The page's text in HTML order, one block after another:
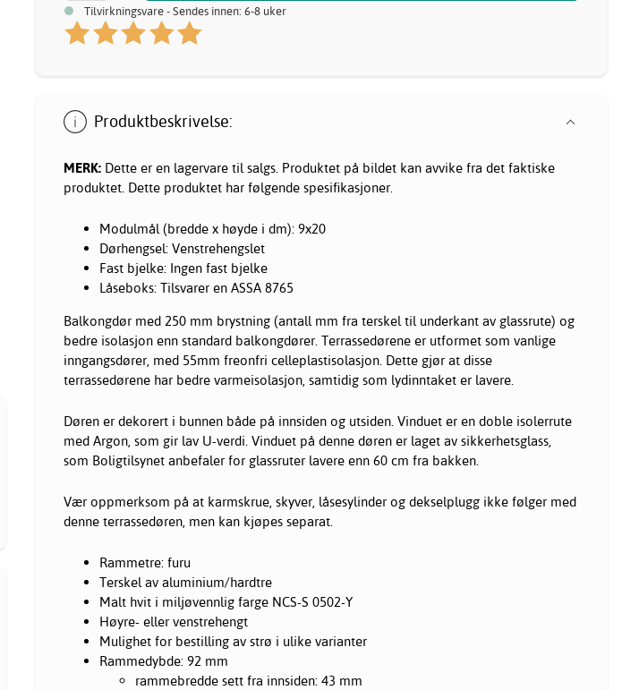
Tilvirkningsvare - Sendes innen: 6-8 uker
Produktbeskrivelse:
MERK: Dette er en lagervare til salgs. Produktet på bildet kan avvike fra det faktiske
produktet. Dette produktet har følgende spesifikasjoner.
Modulmål (bredde x høyde i dm): 9x20
Dørhengsel: Venstrehengslet
Fast bjelke: Ingen fast bjelke
Låseboks: Tilsvarer en ASSA 8765
Balkongdør med 250 mm brystning (antall mm fra terskel til underkant av glassrute) og
bedre isolasjon enn standard balkongdører. Terrassedørene er utformet som vanlige
inngangsdører, med 55mm freonfri celleplastisolasjon. Dette gjør at disse
terrassedørene har bedre varmeisolasjon, samtidig som lydinntaket er lavere.
Døren er dekorert i bunnen både på innsiden og utsiden. Vinduet er en doble isolerrute
med Argon, som gir lav U-verdi. Vinduet på denne døren er laget av sikkerhetsglass,
som Boligtilsynet anbefaler for glassruter lavere enn 60 cm fra bakken.
Vær oppmerksom på at karmskrue, skyver, låsesylinder og dekselplugg ikke følger med
denne terrassedøren, men kan kjøpes separat.
Rammetre: furu
Terskel av aluminium/hardtre
Malt hvit i miljøvennlig farge NCS-S 0502-Y
Høyre- eller venstrehengt
Mulighet for bestilling av strø i ulike varianter
Rammedybde: 92 mm
rammebredde sett fra innsiden: 43 mm